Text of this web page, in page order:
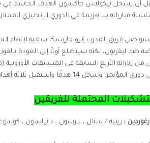
مبارياته بلا هزيمة في الدوري الإنجليزي الممتاز إلى
فريق المدرب إنزو ماريسكا سعيه لإنهاء
ضد ليفربول، لكنه سيتطلع أولاً إلى العودة
المؤتمر، وسجل 14 هدفًا واستقبل ثلاثة أهداف فقط خلال تلك الفترة.
المحتملة للفريقين
: رينيه / ستال ، لارسون ، دانيلسون ،